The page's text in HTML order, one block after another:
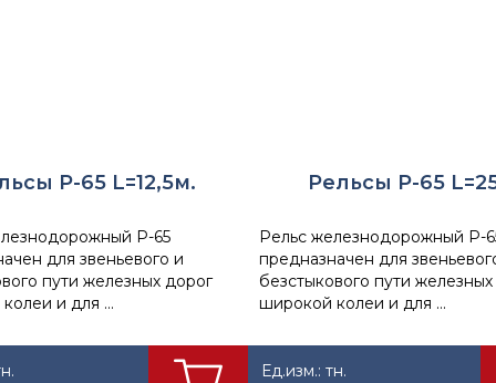
Р-65 L=12,5м.
Р-65
для звеньевого и
пути железных дорог
и для ...
Рельсы Р-65
Рельс железнодорожный Р-
предназначен для
безстыкового пути
широкой колеи и для ...
Ед.изм.: тн.